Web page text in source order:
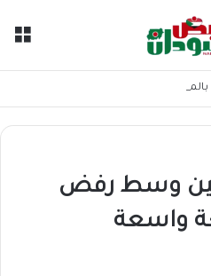
الإيراني
وسط رفض
واسعة